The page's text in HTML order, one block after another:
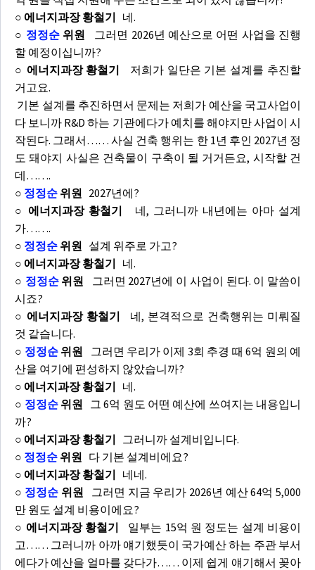
○ 에너지과장 황철기 네.
○ 정정순위원
그러면 2026년 예산으로 어떤 사업을 진행
할 예정이십니까?
○ 에너지과장 황철기
저희가 일단은 기본 설계를 추진할
거고요.
기본 설계를 추진하면서 문제는 저희가 예산을 국고사업이
다 보니까 R&D 하는 기관에다가 예치를 해야지만 사업이 시
작된다. 그래서…… 사실 건축 행위는 한 1년 후인 2027년 정
도 돼야지 사실은 건축물이 구축이 될 거거든요, 시작할 건
데…….
○ 정정순 위원 2027년에?
○ 에너지과장 황철기 네, 그러니까 내년에는 아마 설계
가…….
○ 정정순 위원 설계 위주로 가고?
○ 에너지과장 황철기 네.
○ 정정순위원
그러면 2027년에 이 사업이 된다. 이 말씀이
시죠?
○ 에너지과장 황철기 네, 본격적으로 건축행위는 미뤄질
것 같습니다.
○ 정정순위원
그러면 우리가 이제 3회 추경 때 6억 원의 예
산을 여기에 편성하지 않았습니까?
○ 에너지과장 황철기 네.
○ 정정순위원
그 6억 원도 어떤 예산에 쓰여지는 내용입니
까?
○ 에너지과장 황철기 그러니까 설계비입니다.
○ 정정순 위원 다 기본 설계비에요?
○ 에너지과장 황철기 네네.
○ 정정순 위원
그러면 지금 우리가 2026년 예산 64억 5,000
만 원도 설계 비용이에요?
○ 에너지과장 황철기
일부는 15억 원 정도는 설계 비용이
고…… 그러니까 아까 얘기했듯이 국가예산 하는 주관 부서
에다가 예산을 얼마를 갖다가…… 이제 쉽게 얘기해서 꽂아